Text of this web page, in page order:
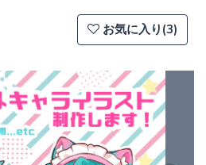
お気に入り(3)